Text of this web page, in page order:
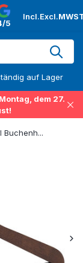
5
Incl.Excl.
auf Lager
dem 27.
Buchenh...